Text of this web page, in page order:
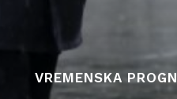
VREMENSKA